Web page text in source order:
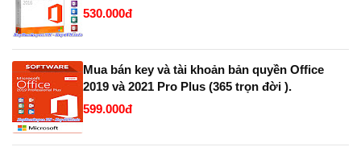
Bit.
530.000đ
Mua bán key và tài khoản bản quyền Office
2019 và 2021 Pro Plus (365 trọn đời ).
599.000đ